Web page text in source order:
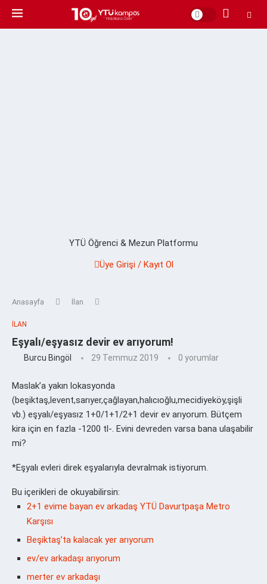
YTÜ Öğrenci & Mezun Platformu
Üye Girişi / Kayıt Ol
Anasayfa İlan
İLAN
Eşyalı/eşyasız devir ev arıyorum!
Burcu Bingöl 29 Temmuz 2019 0 yorumlar
Maslak’a yakın lokasyonda
(beşiktaş,levent,sarıyer,çağlayan,halıcıoğlu,mecidiyeköy,şişli
vb.) eşyalı/eşyasız 1+0/1+1/2+1 devir ev arıyorum. Bütçem
kira için en fazla -1200 tl-. Evini devreden varsa bana ulaşabilir
mi?
*Eşyalı evleri direk eşyalarıyla devralmak istiyorum.
Bu içerikleri de okuyabilirsin:
2+1 evime bayan ev arkadaş YTÜ Davurtpaşa Metro
Karşısı
Beşiktaş’ta kalacak yer arıyorum
ev/ev arkadaşı arıyorum
merter ev arkadaşı